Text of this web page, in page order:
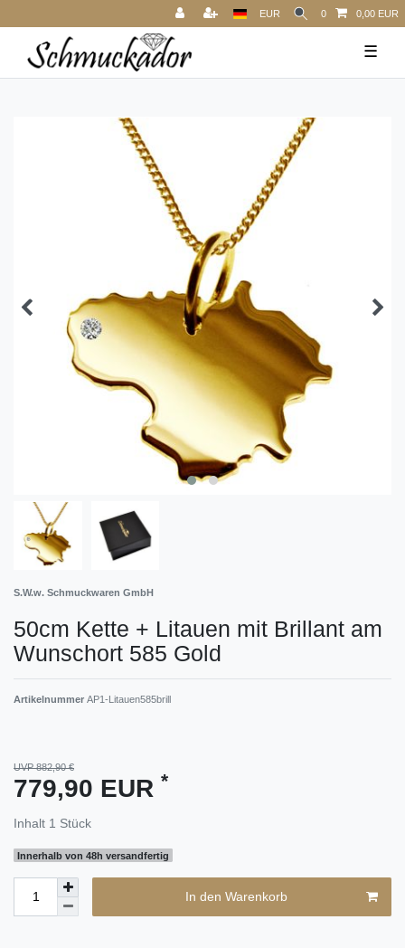
EUR 0 0,00 EUR
☰
S.W.w. Schmuckwaren GmbH
50cm Kette + Litauen mit Brillant am
Wunschort 585 Gold
Artikelnummer AP1-Litauen585brill
UVP 882,90 €
779,90 EUR *
Inhalt 1 Stück
Innerhalb von 48h versandfertig
In den Warenkorb